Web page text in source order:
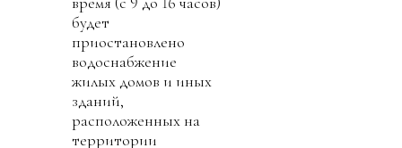
будет
приостановлено
водоснабжение
жилых домов и иных
зданий,
расположенных на
территории